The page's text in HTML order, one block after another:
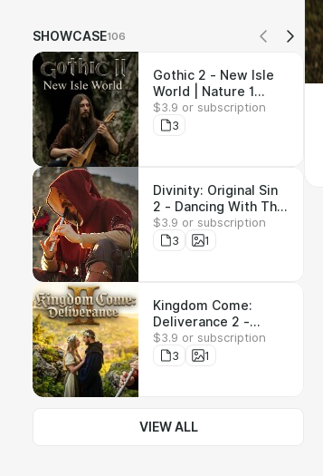
SHOWCASE106
Gothic 2 - New Isle
World | Nature 1
Theme - Wav, Flac,
Mp3
$3.9 or subscription
3
Divinity: Original Sin
2 - Dancing With The
Source - Wav, Flac,
Mp3
$3.9 or subscription
3
1
Kingdom Come:
Deliverance 2 -
Semin Theme - Wav,
Flac, Mp3
$3.9 or subscription
3
1
VIEW ALL